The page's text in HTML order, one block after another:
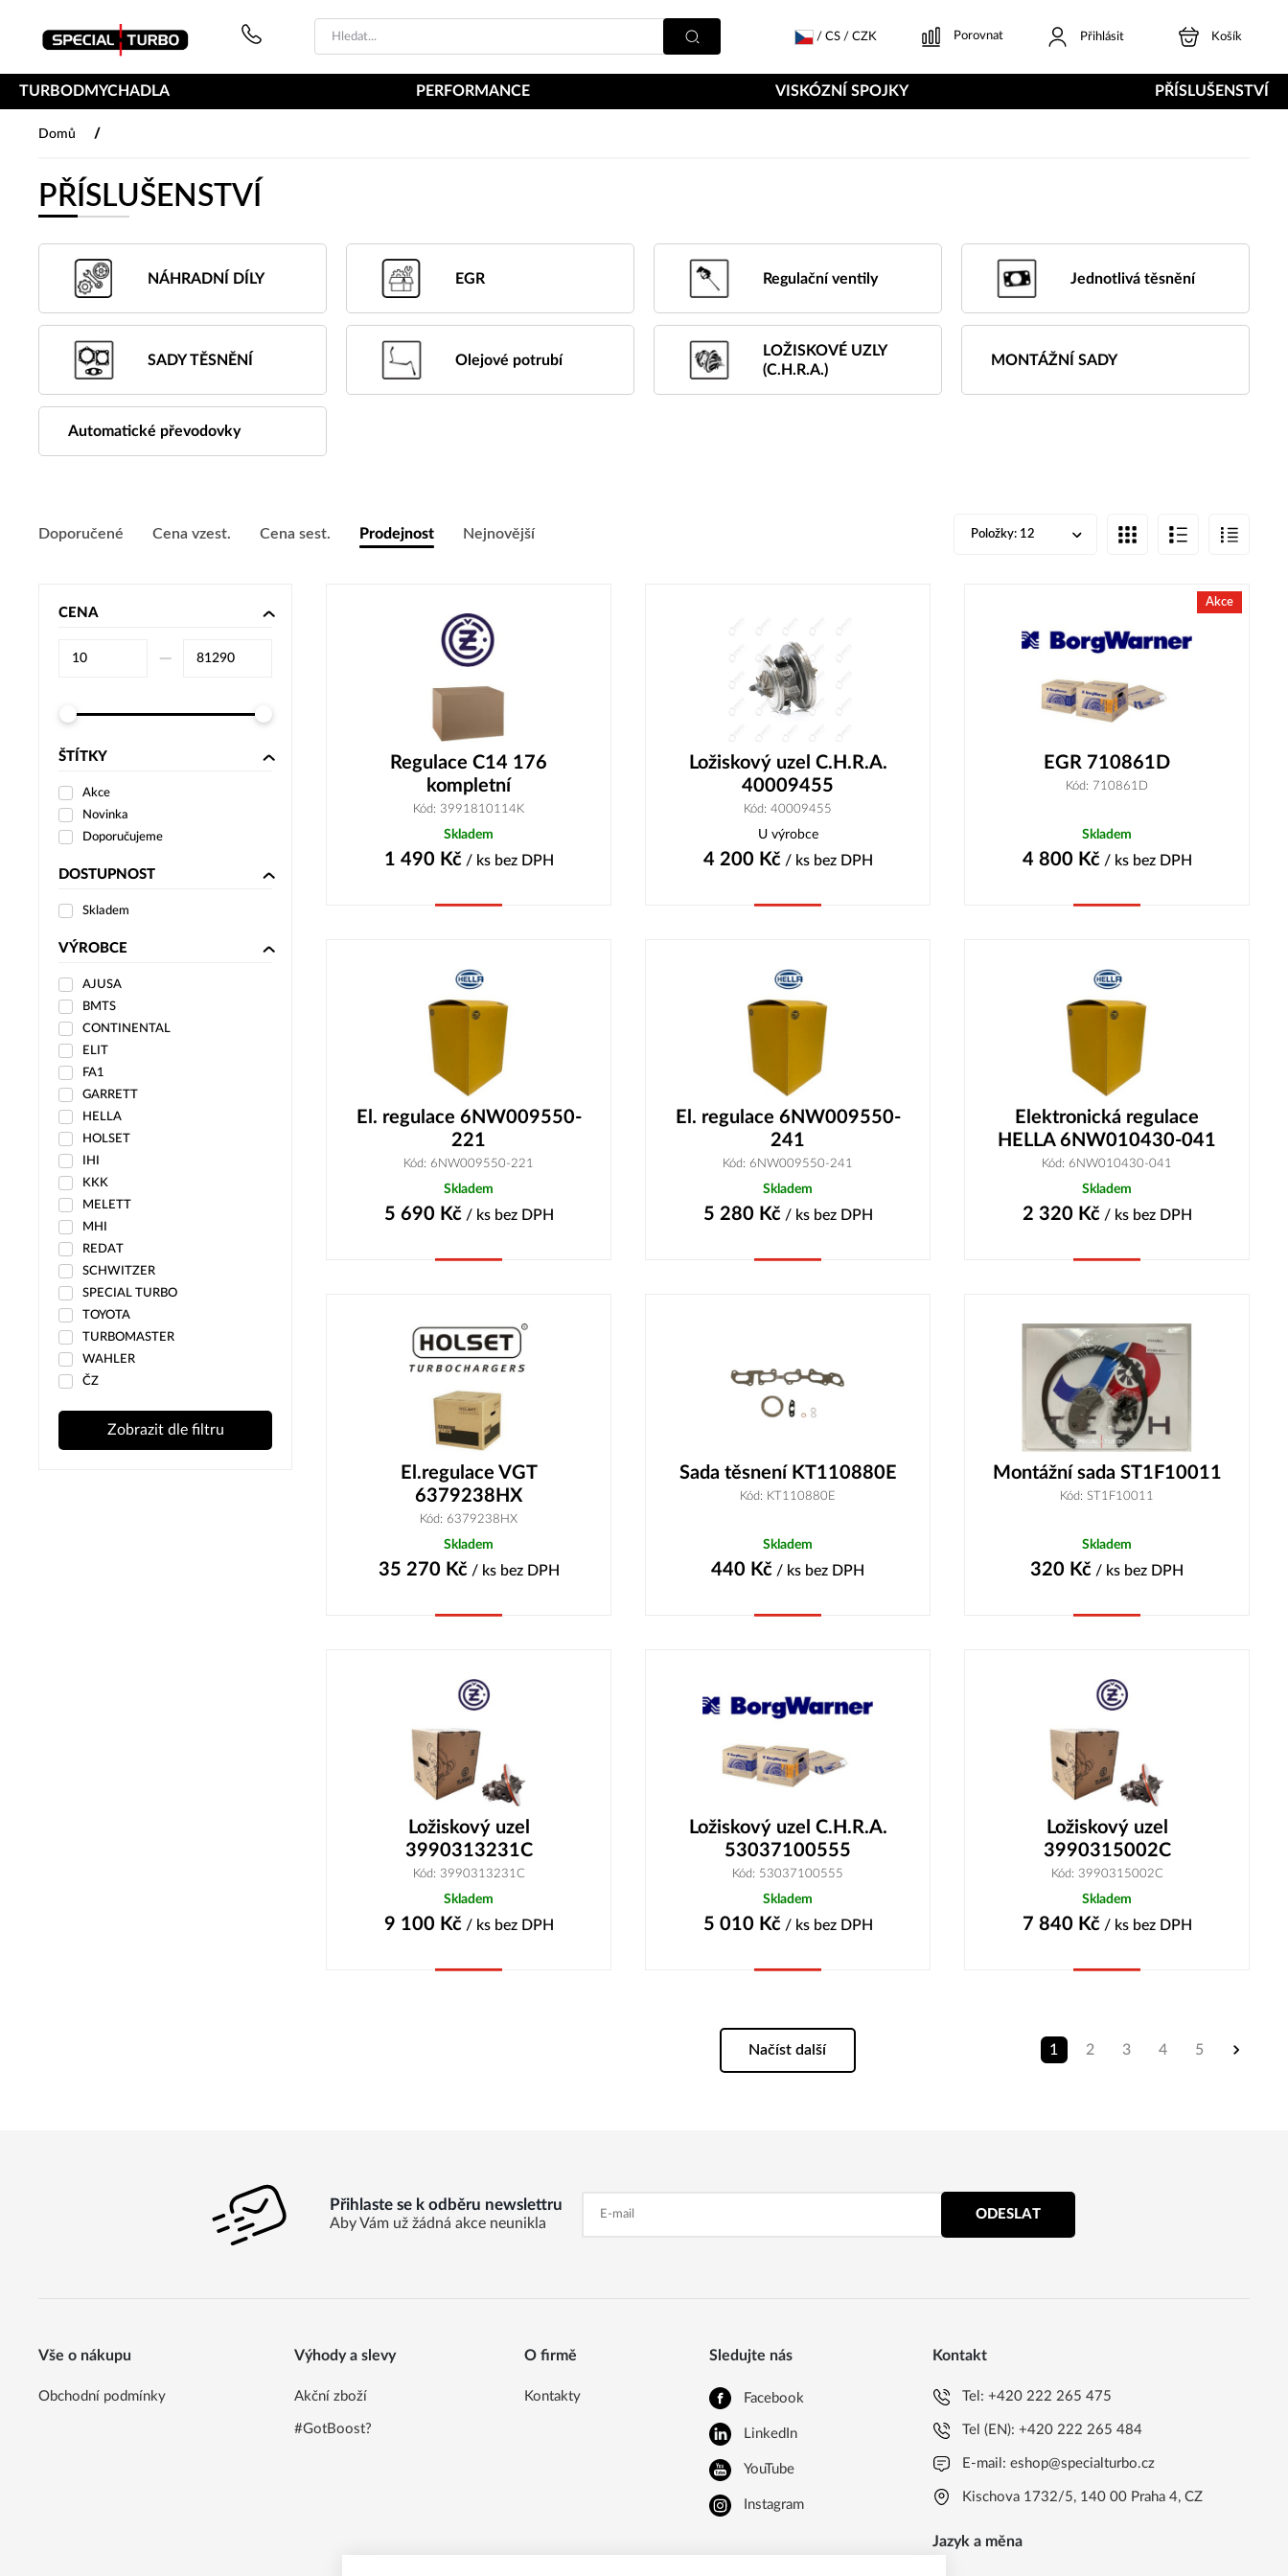
/ CS / CZK Porovnat Přihlásit Košík
TURBODMYCHADLA PERFORMANCE VISKÓZNÍ SPOJKY PŘÍSLUŠENSTVÍ
Domů /
PŘÍSLUŠENSTVÍ
NÁHRADNÍ DÍLY EGR Regulační ventily Jednotlivá těsnění
SADY TĚSNĚNÍ Olejové potrubí
LOŽISKOVÉ UZLY
(C.H.R.A.)
MONTÁŽNÍ SADY
Automatické převodovky
Doporučené Cena vzest. Cena sest. Prodejnost Nejnovější Položky: 12
CENA
–⁠
ŠTÍTKY
Akce
Novinka
Doporučujeme
DOSTUPNOST
Skladem
VÝROBCE
AJUSA
BMTS
CONTINENTAL
ELIT
FA1
GARRETT
HELLA
HOLSET
IHI
KKK
MELETT
MHI
REDAT
SCHWITZER
SPECIAL TURBO
TOYOTA
TURBOMASTER
WAHLER
ČZ
Zobrazit dle filtru
Regulace C14 176
kompletní
Kód: 3991810114K
Skladem
1 490 Kč/ ks bez DPH
Ložiskový uzel C.H.R.A.
40009455
Kód: 40009455
U výrobce
4 200 Kč/ ks bez DPH
Akce
EGR 710861D
Kód: 710861D
Skladem
4 800 Kč/ ks bez DPH
El. regulace 6NW009550-
221
Kód: 6NW009550-221
Skladem
5 690 Kč/ ks bez DPH
El. regulace 6NW009550-
241
Kód: 6NW009550-241
Skladem
5 280 Kč/ ks bez DPH
Elektronická regulace
HELLA 6NW010430-041
Kód: 6NW010430-041
Skladem
2 320 Kč/ ks bez DPH
El.regulace VGT
6379238HX
Kód: 6379238HX
Skladem
35 270 Kč/ ks bez DPH
Sada těsnení KT110880E
Kód: KT110880E
Skladem
440 Kč / ks bez DPH
Montážní sada ST1F10011
Kód: ST1F10011
Skladem
320 Kč / ks bez DPH
Ložiskový uzel
3990313231C
Kód: 3990313231C
Skladem
9 100 Kč/ ks bez DPH
Ložiskový uzel C.H.R.A.
53037100555
Kód: 53037100555
Skladem
5 010 Kč/ ks bez DPH
Ložiskový uzel
3990315002C
Kód: 3990315002C
Skladem
7 840 Kč/ ks bez DPH
Načíst další 1 2 3 4 5
Přihlaste se k odběru newslettru
Aby Vám už žádná akce neunikla
ODESLAT
Vše o nákupu
Obchodní podmínky
Výhody a slevy
Akční zboží
#GotBoost?
O firmě
Kontakty
Sledujte nás
Facebook
LinkedIn
YouTube
Instagram
Kontakt
Tel:+420 222 265 475
Tel (EN):+420 222 265 484
E-mail:eshop@specialturbo.cz
Kischova 1732/5, 140 00 Praha 4, CZ
Jazyk a měna